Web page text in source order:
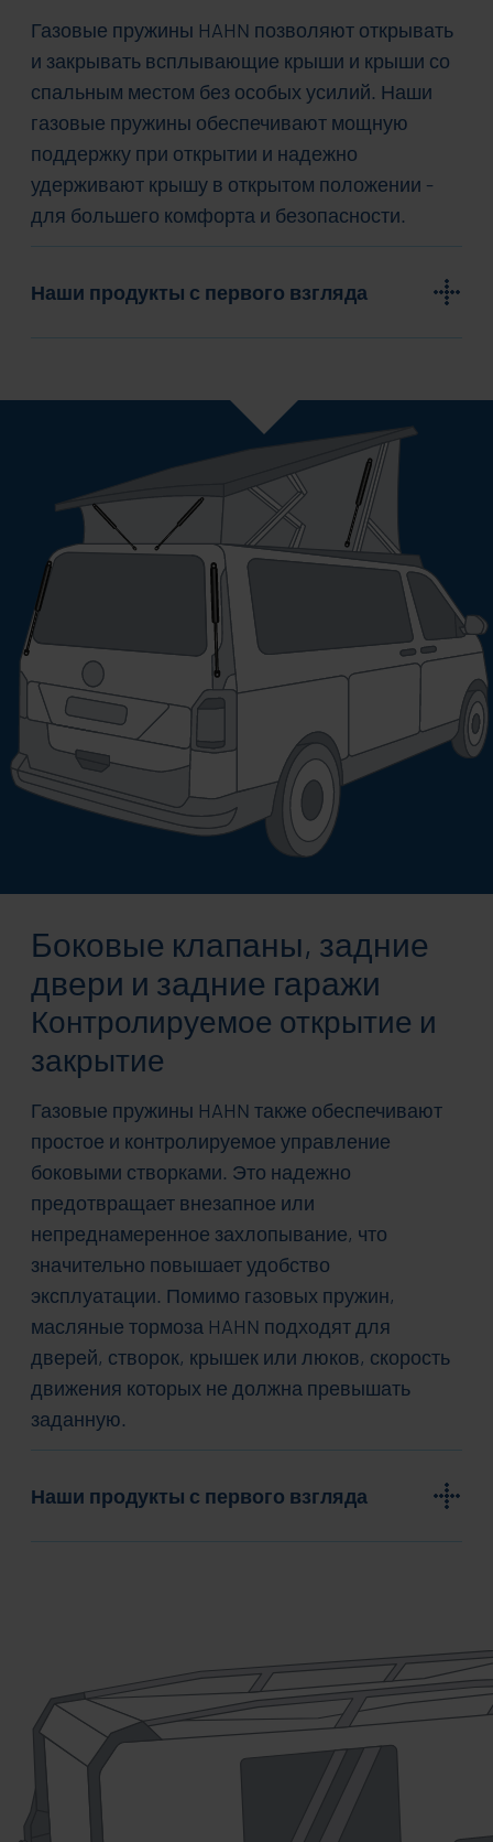
Газовые пружины HAHN позволяют открывать
и закрывать всплывающие крыши и крыши со
спальным местом без особых усилий. Наши
газовые пружины обеспечивают мощную
поддержку при открытии и надежно
удерживают крышу в открытом положении -
для большего комфорта и безопасности.
Наши продукты с первого взгляда
Боковые клапаны, задние
двери и задние гаражи
Контролируемое открытие и
закрытие
Газовые пружины HAHN также обеспечивают
простое и контролируемое управление
боковыми створками. Это надежно
предотвращает внезапное или
непреднамеренное захлопывание, что
значительно повышает удобство
эксплуатации. Помимо газовых пружин,
масляные тормоза HAHN подходят для
дверей, створок, крышек или люков, скорость
движения которых не должна превышать
заданную.
Наши продукты с первого взгляда